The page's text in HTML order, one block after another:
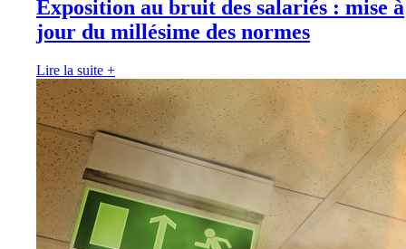
Exposition au bruit des salariés : mise à
jour du millésime des normes
Lire la suite +